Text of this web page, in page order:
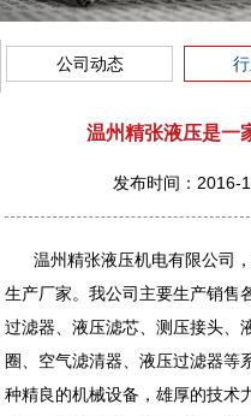
公司动态
温州精张液压是一
发布时间：
温州精张液压机电有限公司，
生产厂家。我公司主要生产销售
过滤器、液压滤芯、测压接头、
圈、空气滤清器、液压过滤器等
种精良的机械设备，雄厚的技术